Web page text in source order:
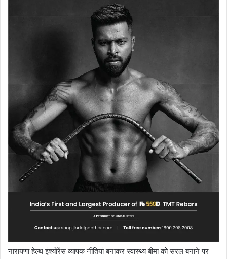
नारायणा हेल्थ इंश्योरेंस व्यापक नीतियां बनाकर स्वास्थ्य बीमा को सरल बनाने पर